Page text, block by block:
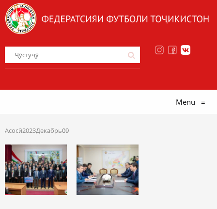
Menu ≡
Асосӣ2023Декабрь09